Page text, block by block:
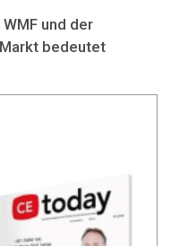
und der
bedeutet